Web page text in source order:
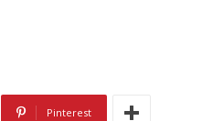
Pinterest